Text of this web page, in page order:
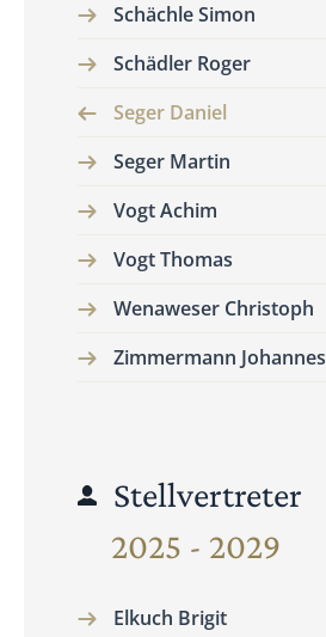
Schächle Simon
Schädler Roger
Seger Daniel
Seger Martin
Vogt Achim
Vogt Thomas
Wenaweser Christoph
Zimmermann Johannes
Stellvertreter
2025 - 2029
Elkuch Brigit